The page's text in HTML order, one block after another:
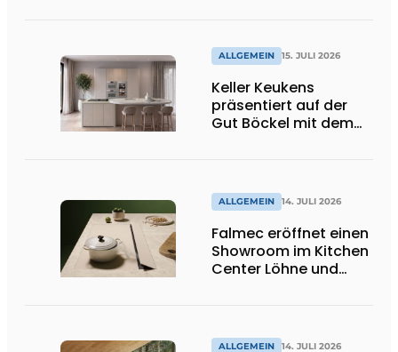
ALLGEMEIN 15. JULI 2026
Keller Keukens
präsentiert auf der
Gut Böckel mit dem
ALLGEMEIN 14. JULI 2026
Falmec eröffnet einen
Showroom im Kitchen
Center Löhne und
ALLGEMEIN 14. JULI 2026